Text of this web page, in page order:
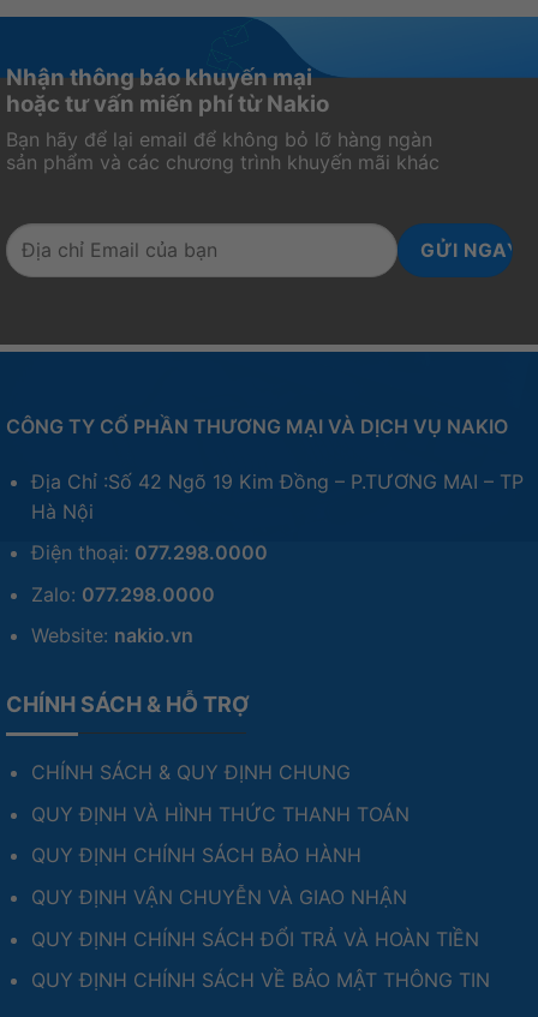
Nhận thông báo khuyến mại
hoặc tư vấn miến phí từ Nakio
Bạn hãy để lại email để không bỏ lỡ hàng ngàn
sản phẩm và các chương trình khuyến mãi khác
CÔNG TY CỔ PHẦN THƯƠNG MẠI VÀ DỊCH VỤ NAKIO
Địa Chỉ :Số 42 Ngõ 19 Kim Đồng – P.TƯƠNG MAI – TP
Hà Nội
Điện thoại: 077.298.0000
Zalo: 077.298.0000
Website: nakio.vn
CHÍNH SÁCH & HỖ TRỢ
CHÍNH SÁCH & QUY ĐỊNH CHUNG
QUY ĐỊNH VÀ HÌNH THỨC THANH TOÁN
QUY ĐỊNH CHÍNH SÁCH BẢO HÀNH
QUY ĐỊNH VẬN CHUYỄN VÀ GIAO NHẬN
QUY ĐỊNH CHÍNH SÁCH ĐỔI TRẢ VÀ HOÀN TIỀN
QUY ĐỊNH CHÍNH SÁCH VỀ BẢO MẬT THÔNG TIN